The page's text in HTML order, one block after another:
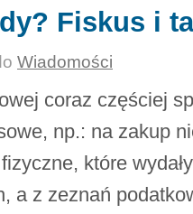
Fiskus i
Wiadomości
coraz częściej
np.: na zakup
które
a z zeznań